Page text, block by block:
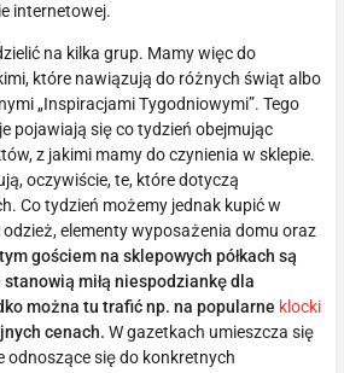
internetowej.
na kilka grup. Mamy więc do
które nawiązują do różnych świąt albo
„Inspiracjami Tygodniowymi”. Tego
pojawiają się co tydzień obejmując
z jakimi mamy do czynienia w sklepie.
oczywiście, te, które dotyczą
Co tydzień możemy jednak kupić w
elementy wyposażenia domu oraz
gościem na sklepowych półkach są
miłą niespodziankę dla
można tu trafić np. na popularne klocki
cenach. W gazetkach umieszcza się
się do konkretnych